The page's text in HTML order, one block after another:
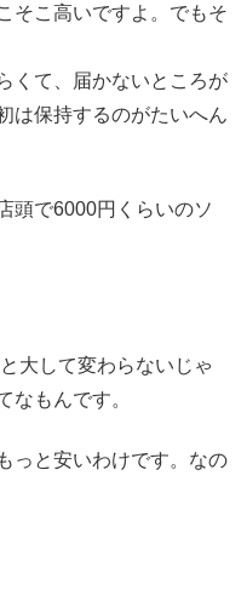
そこ高いですよ。でもそ
くて、届かないところが
は保持するのがたいへん
頭で6000円くらいのソ
大して変わらないじゃ
もんです。
っと安いわけです。なの